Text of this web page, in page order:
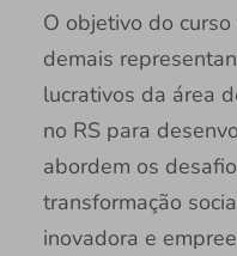
O objetivo do
demais
lucrativos da área
no RS para
abordem os
transformação
inovadora e